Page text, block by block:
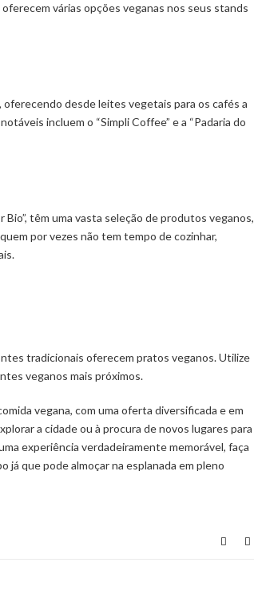
várias opções veganas nos seus stands
desde leites vegetais para os cafés a
incluem o “Simpli Coffee” e a “Padaria do
têm uma vasta seleção de produtos veganos,
por vezes não tem tempo de cozinhar,
tradicionais oferecem pratos veganos. Utilize
veganos mais próximos.
vegana, com uma oferta diversificada e em
a cidade ou à procura de novos lugares para
experiência verdadeiramente memorável, faça
já que pode almoçar na esplanada em pleno